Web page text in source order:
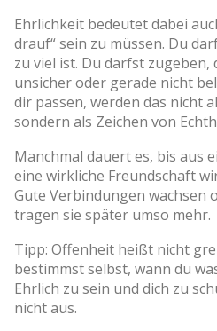
Ehrlichkeit bedeutet dabei
drauf“ sein zu müssen. Du
zu viel ist. Du darfst zugeben,
unsicher oder gerade nicht
dir passen, werden das nicht
sondern als Zeichen von
Manchmal dauert es, bis aus
eine wirkliche Freundschaft
Gute Verbindungen wachsen
tragen sie später umso mehr.
Tipp: Offenheit heißt nicht
bestimmst selbst, wann du
Ehrlich zu sein und dich zu
nicht aus.